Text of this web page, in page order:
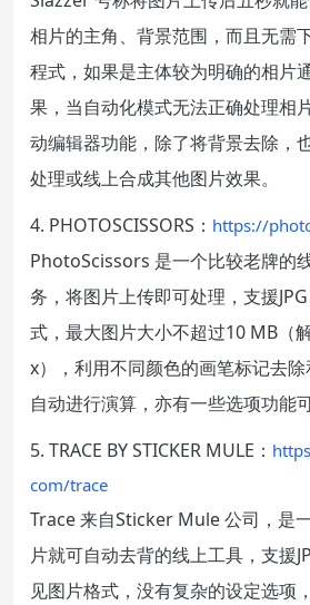
相片的主角、背景范围，而且无需
程式，如果是主体较为明确的相片
果，当自动化模式无法正确处理相
动编辑器功能，除了将背景去除，
处理或线上合成其他图片效果。
4. PHOTOSCISSORS： https://
PhotoScissors 是一个比较老牌的
务，将图片上传即可处理，支援
式，最大图片大小不超过10 MB（
x），利用不同颜色的画笔标记去
自动进行演算，亦有一些选项功能
5. TRACE BY STICKER MULE：
com/trace
Trace 来自Sticker Mule 公司，是
片就可自动去背的线上工具，支援
见图片格式，没有复杂的设定选项